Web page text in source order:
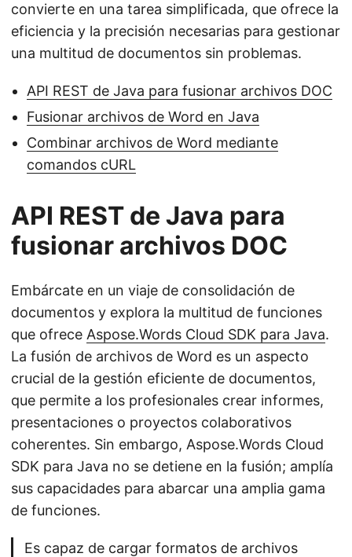
convierte en una tarea simplificada, que ofrece la
eficiencia y la precisión necesarias para gestionar
una multitud de documentos sin problemas.
API REST de Java para fusionar archivos DOC
Fusionar archivos de Word en Java
Combinar archivos de Word mediante
comandos cURL
API REST de Java para
fusionar archivos DOC
Embárcate en un viaje de consolidación de
documentos y explora la multitud de funciones
que ofrece Aspose.Words Cloud SDK para Java.
La fusión de archivos de Word es un aspecto
crucial de la gestión eficiente de documentos,
que permite a los profesionales crear informes,
presentaciones o proyectos colaborativos
coherentes. Sin embargo, Aspose.Words Cloud
SDK para Java no se detiene en la fusión; amplía
sus capacidades para abarcar una amplia gama
de funciones.
Es capaz de cargar formatos de archivos